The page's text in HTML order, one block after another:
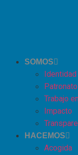
SOMOS
Identidad
Patronato
Trabajo
Impacto
HACEMOS
Acogida